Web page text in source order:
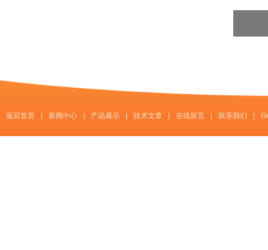
返回首页 新闻中心 产品展示 技术文章 在线留言 联系我们